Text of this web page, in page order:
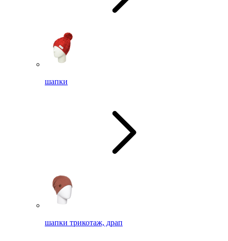
шапки
шапки трикотаж, драп